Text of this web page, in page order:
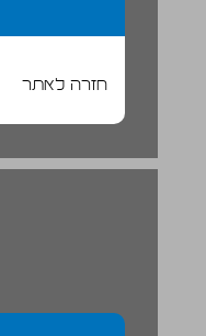
חזרה לאתר
קידוש החודש בתקופת המשנה ... 20